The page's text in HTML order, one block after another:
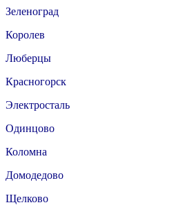
Зеленоград
Королев
Люберцы
Красногорск
Электросталь
Одинцово
Коломна
Домодедово
Щелково